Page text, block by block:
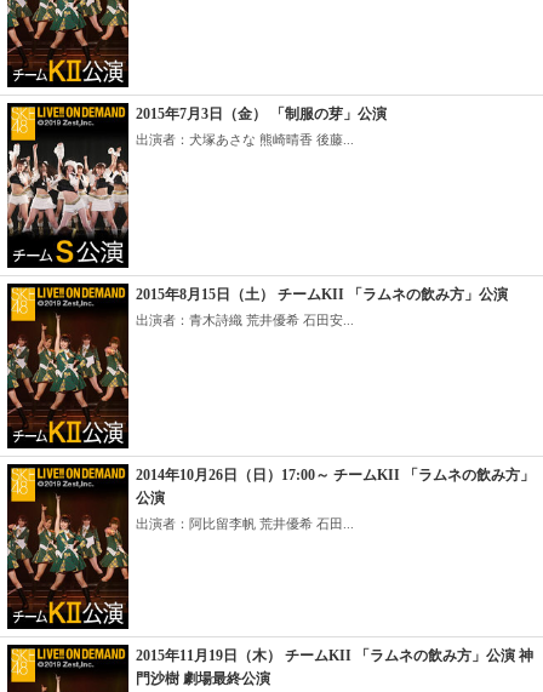
2015年7月3日（金） 「制服の芽」公演
出演者：犬塚あさな 熊崎晴香 後藤...
2015年8月15日（土） チームKII 「ラムネの飲み方」公演
出演者：青木詩織 荒井優希 石田安...
2014年10月26日（日）17:00～ チームKII 「ラムネの飲み方」
公演
出演者：阿比留李帆 荒井優希 石田...
2015年11月19日（木） チームKII 「ラムネの飲み方」公演 神
門沙樹 劇場最終公演